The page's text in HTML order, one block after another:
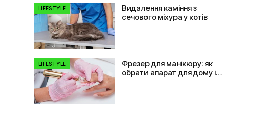
LIFESTYLE
Видалення каміння з
сечового міхура у котів
LIFESTYLE
Фрезер для манікюру: як
обрати апарат для дому і